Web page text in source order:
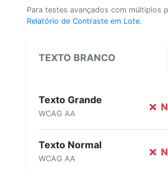
Para testes avançados com múltiplos
Relatório de Contraste em Lote.
TEXTO BRANCO
Texto Grande
WCAG AA
Texto Normal
WCAG AA